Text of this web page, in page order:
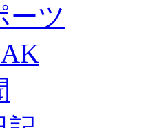
ーツ